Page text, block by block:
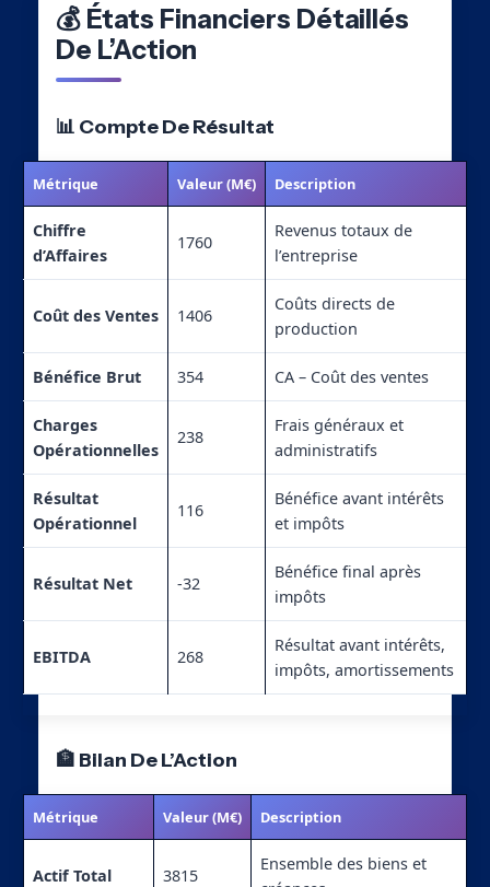
💰 États Financiers Détaillés
De L’Action
📊 Compte De Résultat
Métrique Valeur (M€) Description
Chiffre
d’Affaires
1760
Revenus totaux de
l’entreprise
Coût des Ventes 1406
Coûts directs de
production
Bénéfice Brut 354 CA – Coût des ventes
Charges
Opérationnelles
238
Frais généraux et
administratifs
Résultat
Opérationnel
116
Bénéfice avant intérêts
et impôts
Résultat Net -32
Bénéfice final après
impôts
EBITDA 268
Résultat avant intérêts,
impôts, amortissements
🏦 Bilan De L’Action
Métrique Valeur (M€) Description
Actif Total 3815
Ensemble des biens et